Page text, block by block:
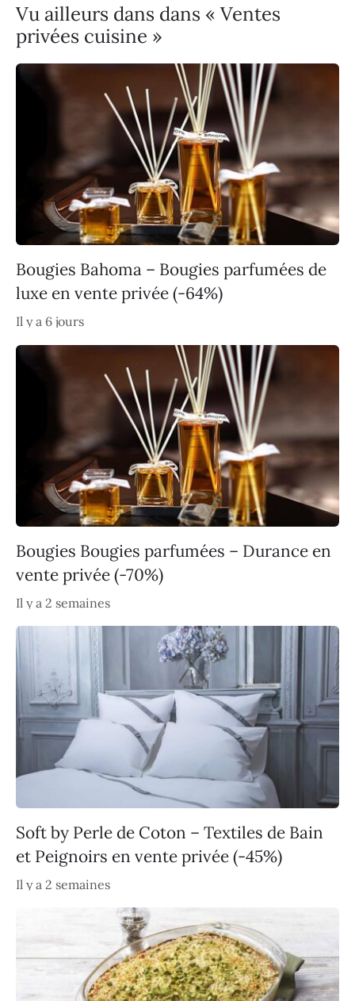
Vu ailleurs dans dans « Ventes
privées cuisine »
Bougies Bahoma – Bougies parfumées de
luxe en vente privée (-64%)
Il y a 6 jours
Bougies Bougies parfumées – Durance en
vente privée (-70%)
Il y a 2 semaines
Soft by Perle de Coton – Textiles de Bain
et Peignoirs en vente privée (-45%)
Il y a 2 semaines